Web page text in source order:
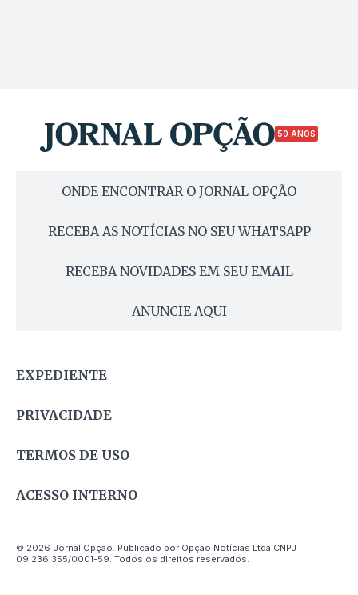
50 ANOS
ONDE ENCONTRAR O JORNAL OPÇÃO
RECEBA AS NOTÍCIAS NO SEU WHATSAPP
RECEBA NOVIDADES EM SEU EMAIL
ANUNCIE AQUI
EXPEDIENTE
PRIVACIDADE
TERMOS DE USO
ACESSO INTERNO
© 2026 Jornal Opção. Publicado por Opção Notícias Ltda CNPJ
09.236.355/0001-59. Todos os direitos reservados.